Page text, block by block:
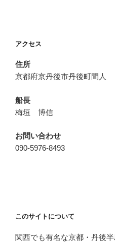
ン
アクセス
住所
京都府京丹後市丹後町間人
船長
梅垣 博信
お問い合わせ
090-5976-8493
このサイトについて
関西でも有名な京都・丹後